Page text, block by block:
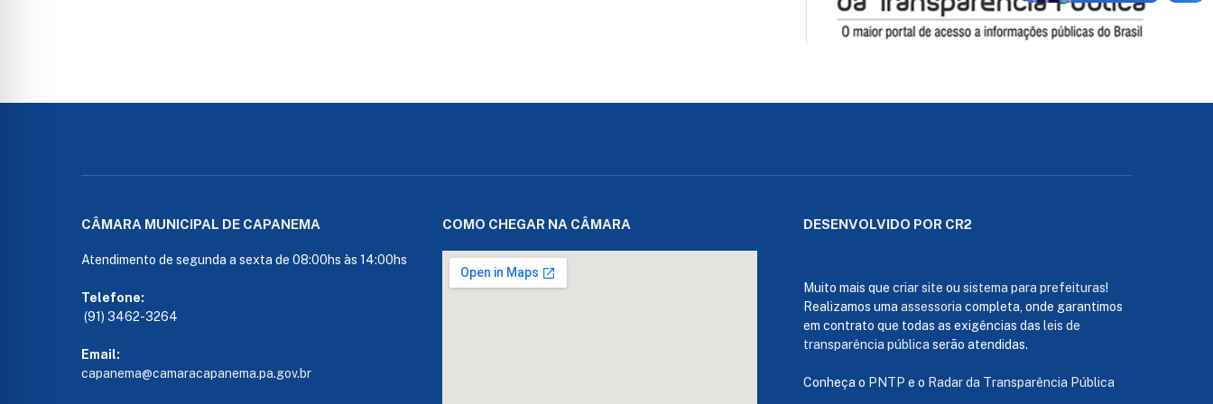
CÂMARA MUNICIPAL DE CAPANEMA
Atendimento de segunda a sexta de 08:00hs às 14:00hs
Telefone:
(91) 3462-3264
Email:
capanema@camaracapanema.pa.gov.br
COMO CHEGAR NA CÂMARA DESENVOLVIDO POR CR2
Muito mais que criar site ou sistema para prefeituras!
Realizamos uma assessoria completa, onde garantimos
em contrato que todas as exigências das leis de
transparência pública serão atendidas.
Conheça o PNTP e o Radar da Transparência Pública